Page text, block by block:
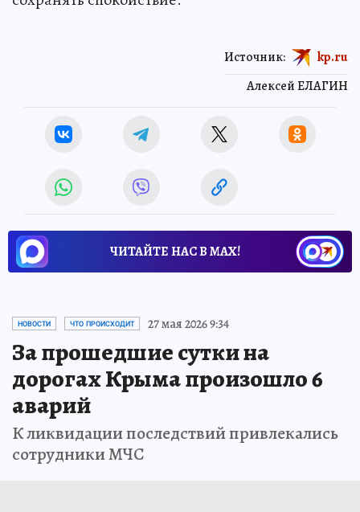
Алексей ЕЛАГИН
Источник: kp.ru
ЧИТАЙТЕ НАС В МАХ!
НОВОСТИ ЧТО ПРОИСХОДИТ 27 мая 2026 9:34
За прошедшие сутки на
дорогах Крыма произошло 6
аварий
К ликвидации последствий привлекались
сотрудники МЧС